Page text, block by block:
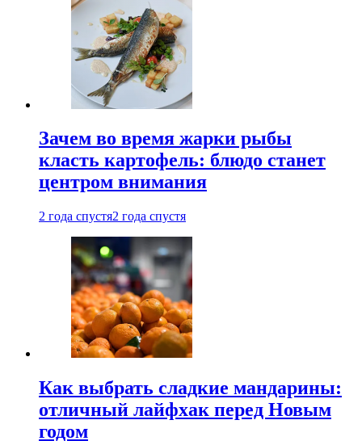
Зачем во время жарки рыбы
класть картофель: блюдо станет
центром внимания
2 года спустя2 года спустя
Как выбрать сладкие мандарины:
отличный лайфхак перед Новым
годом